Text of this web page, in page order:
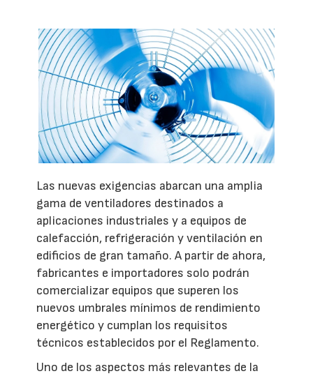
Las nuevas exigencias abarcan una amplia
gama de ventiladores destinados a
aplicaciones industriales y a equipos de
calefacción, refrigeración y ventilación en
edificios de gran tamaño. A partir de ahora,
fabricantes e importadores solo podrán
comercializar equipos que superen los
nuevos umbrales mínimos de rendimiento
energético y cumplan los requisitos
técnicos establecidos por el Reglamento.
Uno de los aspectos más relevantes de la